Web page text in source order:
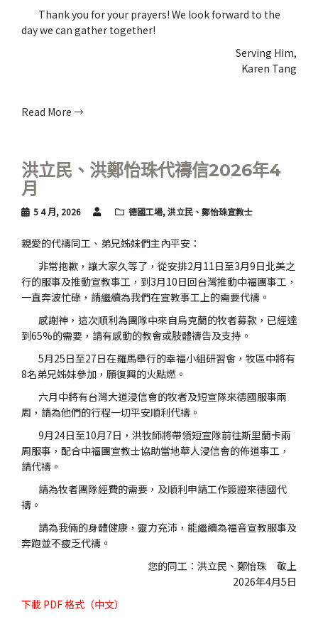
Thank you for your prayers! We look forward to the
day we can gather together!
Serving Him,
Karen Tang
Read More →
洪立民、洪鄭怡珠代禱信2026年4
月
5 4 月, 2026 德國工場,洪立民、鄭怡珠宣教士
親愛的代禱同工、弟兄姊妹們主內平安：
非常抱歉，讓大家久等了，從安排2月11日至3月9日北美之
行的服事及推動宣教事工，到3月10日回台灣推動中福團事工，
一直奔波忙碌，請繼續為我們在宣教事工上的需要代禱。
感謝神，這次順利為團隊中來自烏克蘭的牧者募款，已經達
到65%的需要，請有感動的教會或肢體禱告及支持。
5月25日至27日在羅馬舉行的幸福小組研習會，牧區中將有
8名弟兄姊妹參加，願復興的火點燃。
六月中將有台灣大道浸信會的牧者及短宣隊來德國服事兩
周，請為他們的行程一切平安順利代禱。
9月24日至10月7日，洪牧師將帶領短宣隊前往斯里蘭卡兩
周服事，配合中福團宣教士協助當地華人浸信會的佈道事工，
請代禱。
請為牧者團隊經費的需要，及順利申請工作簽證來德國代
禱。
請為我倆的身體健康，靈力充沛，能繼續為福音宣教服事及
奔跑並不疲乏代禱。
您的同工：洪立民、鄭怡珠 敬上
2026年4月5日
下載 PDF 格式（中文）